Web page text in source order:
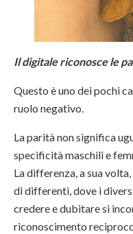
Il digitale riconosce le
Questo è uno dei pochi
ruolo negativo.
La parità non significa
specificità maschili e
La differenza, a sua
di differenti, dove i
credere e dubitare si
riconoscimento